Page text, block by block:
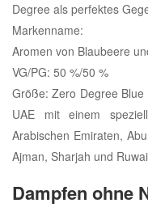
Degree als perfektes
Markenname:
Aromen von Blaubeere
VG/PG: 50 %/50 %
Größe: Zero Degree
UAE mit einem
Arabischen Emiraten,
Ajman, Sharjah und
Dampfen ohne